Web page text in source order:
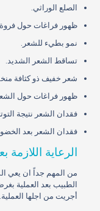
الصلع الوراثي.
ظهور فراغات حول
نمو بطيء للشعر.
تساقط الشعر الشديد.
شعر خفيف ذو كثافة
ظهور فراغات حول الشعر
فقدان الشعر نتيجة
فقدان الشعر بعد
الرعاية
من المهم جداً ان يعي
الطبيب بعد العملية
أجريت من اجلها العملية.